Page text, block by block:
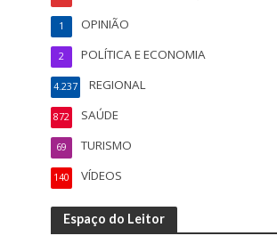
OPINIÃO
1
POLÍTICA E ECONOMIA
2
REGIONAL
4.237
SAÚDE
872
TURISMO
69
VÍDEOS
140
Espaço do Leitor